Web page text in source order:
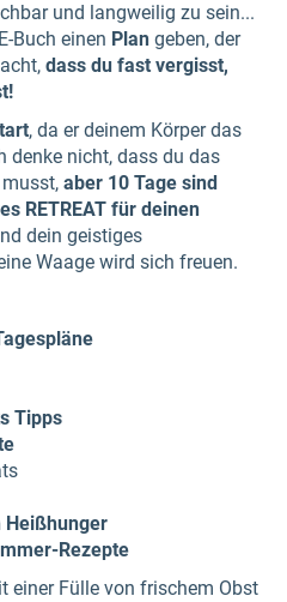
und langweilig zu sein...
Buch einen Plan geben, der
dass du fast vergisst,
, da er deinem Körper das
denke nicht, dass du das
aber 10 Tage sind
RETREAT für deinen
dein geistiges
Waage wird sich freuen.
Tipps
Heißhunger
Rezepte
einer Fülle von frischem Obst